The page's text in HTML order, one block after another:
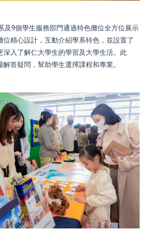
及9個學生服務部門通過特色攤位全方位展示
位精心設計，互動介紹學系特色，並設置了
深入了解仁大學生的學習及大學生活。此
答疑問，幫助學生選擇課程和專業。